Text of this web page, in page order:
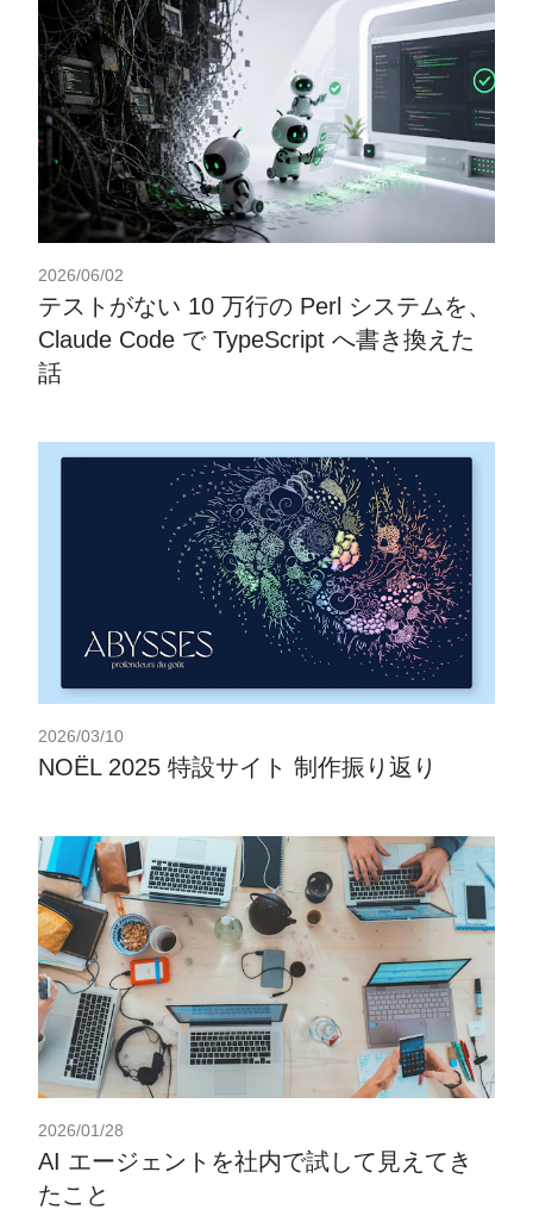
2026/06/02
テストがない 10 万行の Perl システムを、
Claude Code で TypeScript へ書き換えた
話
2026/03/10
NOËL 2025 特設サイト 制作振り返り
2026/01/28
AI エージェントを社内で試して見えてき
たこと